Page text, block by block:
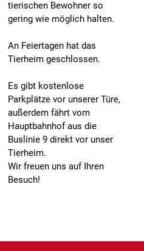
tierischen Bewohner so
gering wie möglich halten.
An Feiertagen hat das
Tierheim geschlossen.
Es gibt kostenlose
Parkplätze vor unserer Türe,
außerdem fährt vom
Hauptbahnhof aus die
Buslinie 9 direkt vor unser
Tierheim.
Wir freuen uns auf Ihren
Besuch!